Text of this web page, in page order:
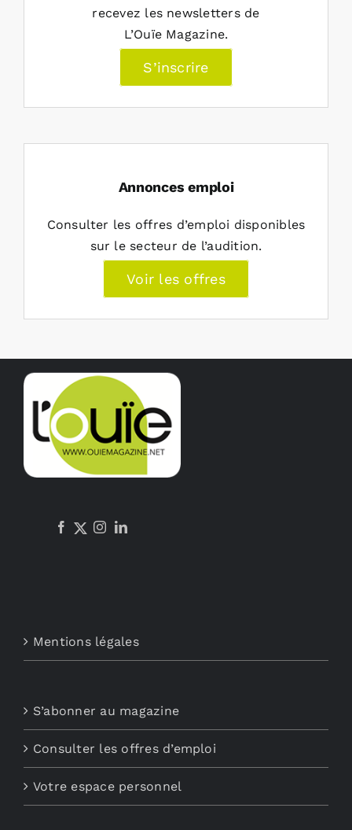
recevez les newsletters de
L’Ouïe Magazine.
S’inscrire
Annonces emploi
Consulter les offres d’emploi disponibles
sur le secteur de l’audition.
Voir les offres
Mentions légales
S’abonner au magazine
Consulter les offres d’emploi
Votre espace personnel